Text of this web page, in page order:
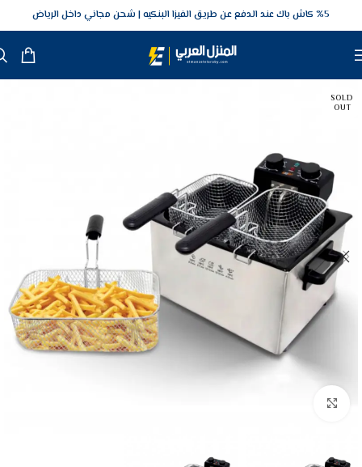
5‎% كاش باك عند الدفع عن طريق الفيزا البنكيه شحن مجاني داخل الرياض
SOLD
OUT